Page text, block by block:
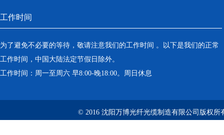
工作时间
为了避免不必要的等待，敬请注意我们的工作时间 。以下是我们的正常
工作时间，中国大陆法定节假日除外。
工作时间：周一至周六 早8:00-晚18:00。周日休息
© 2016 沈阳万博光纤光缆制造有限公司版权所